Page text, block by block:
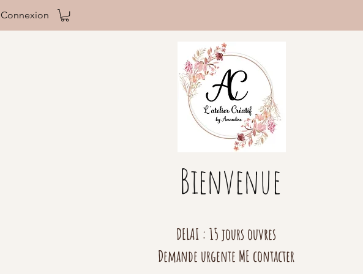
Connexion
Bienvenue
DELAI : 15 jours ouvres
Demande urgente ME contacter